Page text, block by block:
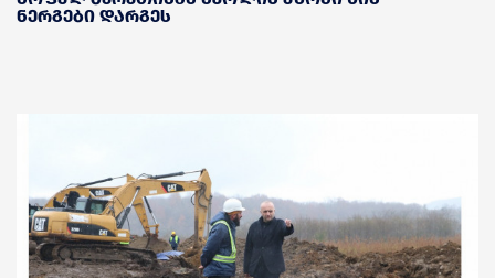
ნერგები დარგეს